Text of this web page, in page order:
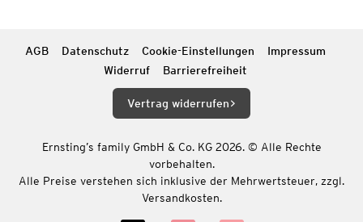
AGB Datenschutz Cookie-Einstellungen
Impressum
Widerruf
Barrierefreiheit
Vertrag widerrufen
Ernsting’s family GmbH & Co. KG 2026. © Alle Rechte
vorbehalten.
Alle Preise verstehen sich inklusive der Mehrwertsteuer, zzgl.
Versandkosten.